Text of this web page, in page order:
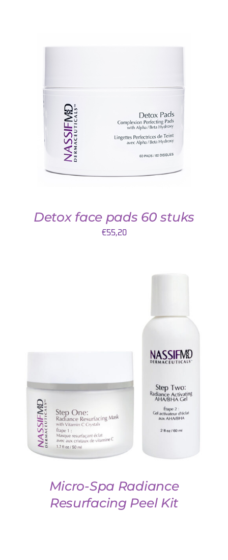
DETAILS
Detox face pads 60 stuks
€55,20
Micro-Spa Radiance
Resurfacing Peel Kit